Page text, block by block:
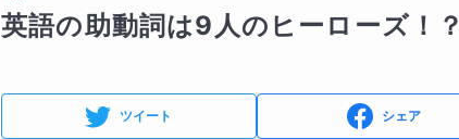
英語の助動詞は9人のヒーローズ！？
ツイート シェア